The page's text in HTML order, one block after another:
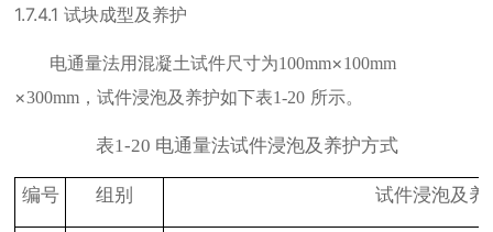
1.7.4.1试块成型及养护
电通量法用混凝土试件尺寸为100mm×100mm
×300mm ，试件浸泡及养护如下表1-20 所示。
表1-20 电通量法试件浸泡及养护方式
编号 组别 试件浸泡及养